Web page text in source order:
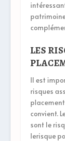
LES
Il est
risques
convient.
sont le
lerisque